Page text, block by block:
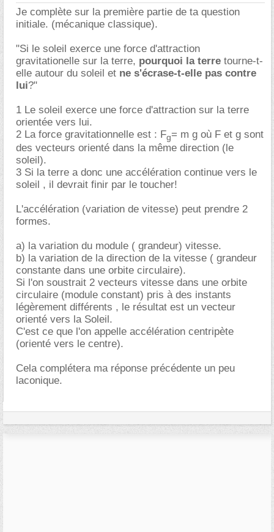
Je complète sur la première partie de ta question
initiale. (mécanique classique).
"Si le soleil exerce une force d'attraction
gravitationelle sur la terre, pourquoi la terre tourne-t-
elle autour du soleil et ne s'écrase-t-elle pas contre
lui?"
1 Le soleil exerce une force d'attraction sur la terre
orientée vers lui.
2 La force gravitationnelle est : Fg= m g où F et g sont
des vecteurs orienté dans la même direction (le
soleil).
3 Si la terre a donc une accélération continue vers le
soleil , il devrait finir par le toucher!
L'accélération (variation de vitesse) peut prendre 2
formes.
a) la variation du module ( grandeur) vitesse.
b) la variation de la direction de la vitesse ( grandeur
constante dans une orbite circulaire).
Si l'on soustrait 2 vecteurs vitesse dans une orbite
circulaire (module constant) pris à des instants
légèrement différents , le résultat est un vecteur
orienté vers la Soleil.
C'est ce que l'on appelle accélération centripète
(orienté vers le centre).
Cela complétera ma réponse précédente un peu
laconique.